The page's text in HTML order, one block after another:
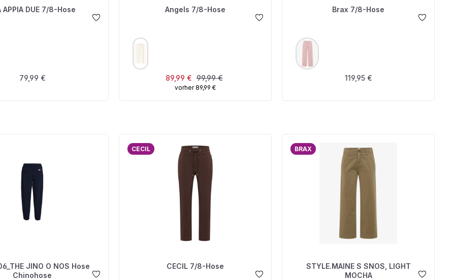
APPIA DUE 7/8-Hose
Regulärer Preis:
79,99 €
Angels 7/8-Hose
FARBE
Verkaufspreis:
89,99 € Regulärer Preis:
99,99 €
vorher 89,99 €
Brax 7/8-Hose
FARBE
Regulärer Preis:
119,95 €
JINO O NOS Hose
Chinohose
CECIL
CECIL 7/8-Hose
BRAX
STYLE.MAINE S SNOS, LIGHT
MOCHA